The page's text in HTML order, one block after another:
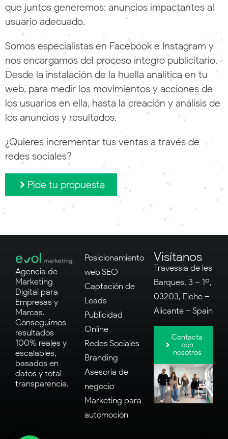
que juntos generemos: anuncios impactantes al
usuario adecuado.
Somos especialistas en Facebook e Instagram y
nos encargamos del proceso íntegro publicitario.
Desde la instalación de la huella analítica en tu
web, para medir los movimientos y acciones de
los usuarios en ella, hasta la creación y análisis de
los anuncios y resultados.
¿Quieres incrementar tus ventas a través de
redes sociales?
Pide tu propuesta
Agencia de
Marketing
Digital para
Empresas y
Marcas.
Conseguimos
resultados
100% reales y
escalables,
basados en
datos y total
transparencia.
Posicionamiento
web SEO
Captación de
Leads
Publicidad
Online
Redes Sociales
Branding
Asesoría de
negocio
Marketing para
automoción
Visítanos
Travessia de les
Barques, 3 – 1º,
03203, Elche –
Alicante – Spain
Contacta
con
nosotros